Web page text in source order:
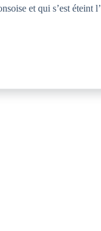
et qui s’est éteint